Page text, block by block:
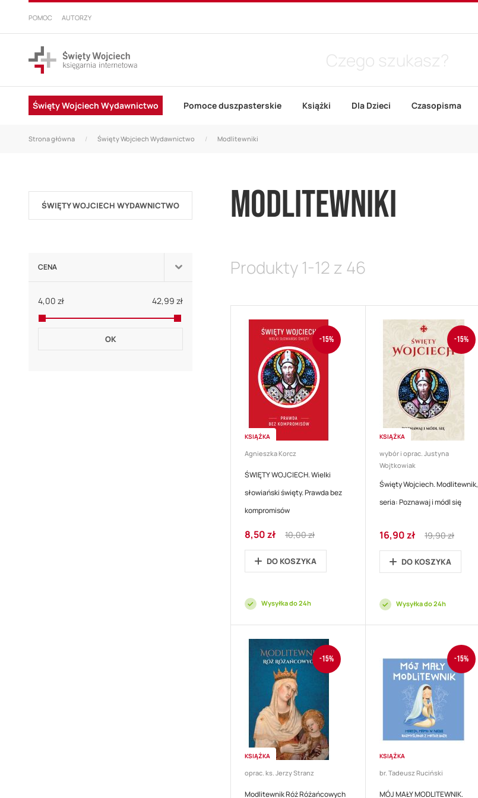
PRZEJDŹ
DO
POMOC AUTORZY
Święty Wojciech Wydawnictwo Pomoce duszpasterskie Książki Dla Dzieci Czasopisma
Strona główna Święty Wojciech Wydawnictwo Modlitewniki
ŚWIĘTY WOJCIECH WYDAWNICTWO MODLITEWNIKI
Produkty 1-12 z 46
-15%
KSIĄŻKA
Agnieszka Korcz
ŚWIĘTY WOJCIECH. Wielki
słowiański święty. Prawda bez
kompromisów
Cena
promocyjna
8,50 zł
Regular
Price
10,00 zł
DO KOSZYKA
Wysyłka do 24h
-15%
KSIĄŻKA
wybór i oprac. Justyna
Wojtkowiak
Święty Wojciech. Modlitewnik,
seria: Poznawaj i módl się
Cena
promocyjna
16,90 zł
Regular
Price
19,90 zł
DO KOSZYKA
Wysyłka do 24h
-15%
KSIĄŻKA
oprac. ks. Jerzy Stranz
Modlitewnik Róż Różańcowych
-15%
KSIĄŻKA
br. Tadeusz Ruciński
MÓJ MAŁY MODLITEWNIK.
CENA
4,00 zł 42,99 zł
OK